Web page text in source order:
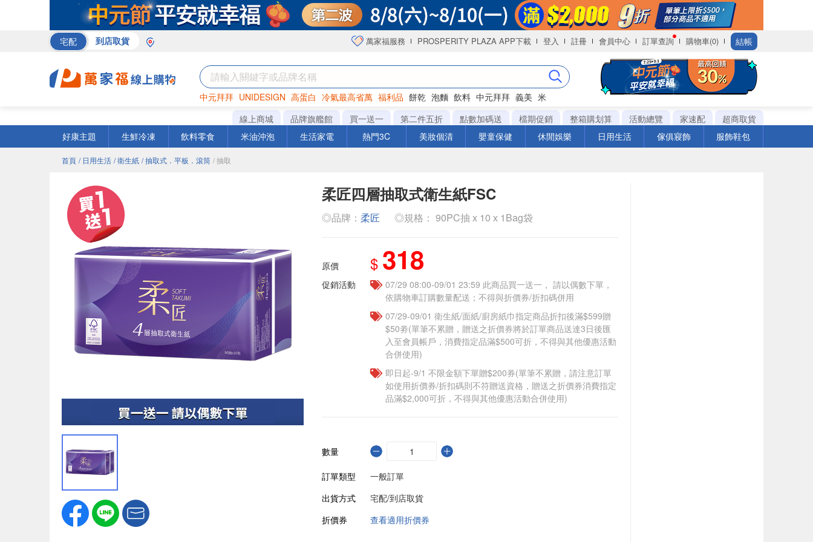
宅配 到店取貨 萬家福服務 PROSPERITY PLAZA APP下載 登入 註冊 會員中心 訂單查詢 購物車(0) 結帳
中元拜拜 UNIDESIGN 高蛋白 冷氣最高省萬 福利品 餅乾 泡麵 飲料 中元拜拜 義美 米
罐頭 海苔 洋芋片
線上商城 品牌旗艦館 買一送一 第二件五折 點數加碼送 檔期促銷 整箱購划算 活動總覽 家速配
超商取貨
好康主題
生鮮冷凍 飲料零食 米油沖泡 生活家電 熱門3C 美妝個清 嬰童保健 休閒娛樂 日用生活 傢俱寢飾 服飾鞋包
首頁 / 日用生活 / 衛生紙 / 抽取式．平板．滾筒 / 抽取
柔匠四層抽取式衛生紙FSC
◎品牌： 柔匠 ◎規格： 90PC抽 x 10 x 1Bag袋
原價 $ 318
促銷活動
07/29 08:00-09/01 23:59 此商品買一送一， 請以偶數下單，
依購物車訂購數量配送；不得與折價券/折扣碼併用
07/29-09/01 衛生紙/面紙/廚房紙巾指定商品折扣後滿$599贈
$50劵(單筆不累贈，贈送之折價券將於訂單商品送達3日後匯
入至會員帳戶，消費指定品滿$500可折，不得與其他優惠活動
合併使用)
即日起-9/1 不限金額下單贈$200券(單筆不累贈，請注意訂單
如使用折價券/折扣碼則不符贈送資格，贈送之折價券消費指定
品滿$2,000可折，不得與其他優惠活動合併使用)
數量
訂單類型
一般訂單
出貨方式
宅配/到店取貨
折價券
查看適用折價券